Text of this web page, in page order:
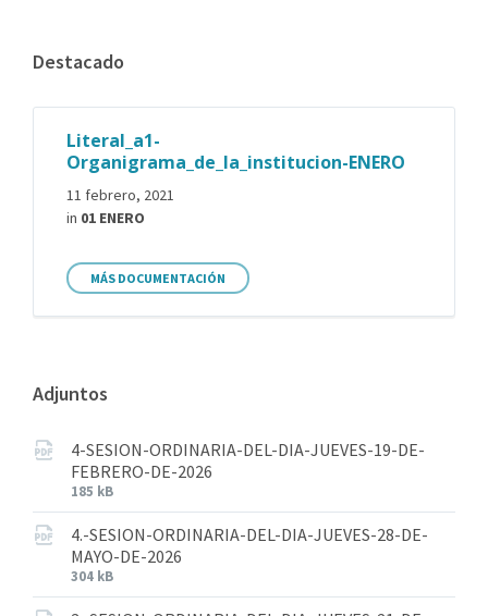
Destacado
Literal_a1-
Organigrama_de_la_institucion-ENERO
11 febrero, 2021
in 01 ENERO
MÁS DOCUMENTACIÓN
Adjuntos
4-SESION-ORDINARIA-DEL-DIA-JUEVES-19-DE-
FEBRERO-DE-2026
185 kB
4.-SESION-ORDINARIA-DEL-DIA-JUEVES-28-DE-
MAYO-DE-2026
304 kB